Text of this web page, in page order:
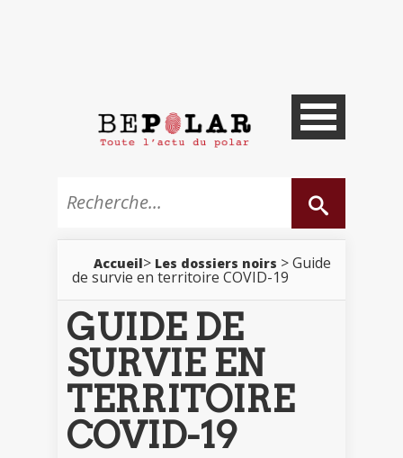
Accueil> Les dossiers noirs > Guide
de survie en territoire COVID-19
GUIDE DE
SURVIE EN
TERRITOIRE
COVID-19